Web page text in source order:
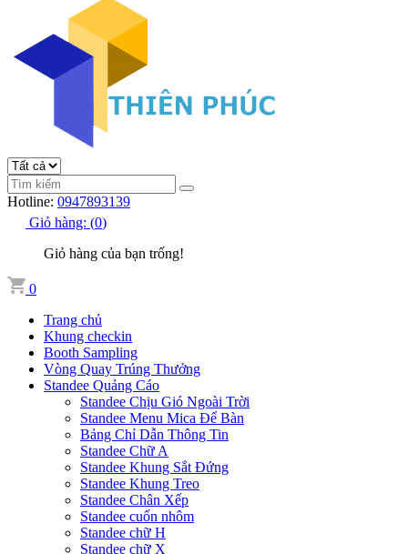
Hotline: 0947893139
Giỏ hàng: (0)
Giỏ hàng của bạn trống!
0
Trang chủ
Khung checkin
Booth Sampling
Vòng Quay Trúng Thưởng
Standee Quảng Cáo
Standee Chịu Gió Ngoài Trời
Standee Menu Mica Để Bàn
Bảng Chỉ Dẫn Thông Tin
Standee Chữ A
Standee Khung Sắt Đứng
Standee Khung Treo
Standee Chân Xếp
Standee cuốn nhôm
Standee chữ H
Standee chữ X